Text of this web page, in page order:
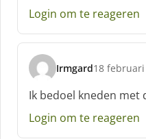
:Login om te reageren
Irmgard
s
c
h
r
18 februari
Ik bedoel kneden met
Login om te reageren